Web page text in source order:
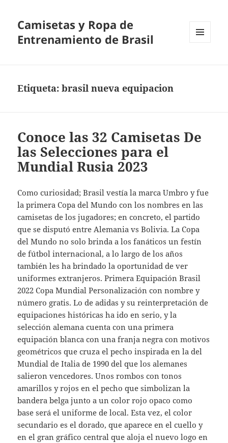
Camisetas y Ropa de
Entrenamiento de Brasil
Etiqueta:brasil nueva equipacion
Conoce las 32 Camisetas De
las Selecciones para el
Mundial Rusia 2023
Como curiosidad; Brasil vestía la marca Umbro y fue
la primera Copa del Mundo con los nombres en las
camisetas de los jugadores; en concreto, el partido
que se disputó entre Alemania vs Bolivia. La Copa
del Mundo no solo brinda a los fanáticos un festín
de fútbol internacional, a lo largo de los años
también les ha brindado la oportunidad de ver
uniformes extranjeros. Primera Equipación Brasil
2022 Copa Mundial Personalización con nombre y
número gratis. Lo de adidas y su reinterpretación de
equipaciones históricas ha ido en serio, y la
selección alemana cuenta con una primera
equipación blanca con una franja negra con motivos
geométricos que cruza el pecho inspirada en la del
Mundial de Italia de 1990 del que los alemanes
salieron vencedores. Unos rombos con tonos
amarillos y rojos en el pecho que simbolizan la
bandera belga junto a un color rojo opaco como
base será el uniforme de local. Esta vez, el color
secundario es el dorado, que aparece en el cuello y
en el gran gráfico central que aloja el nuevo logo en